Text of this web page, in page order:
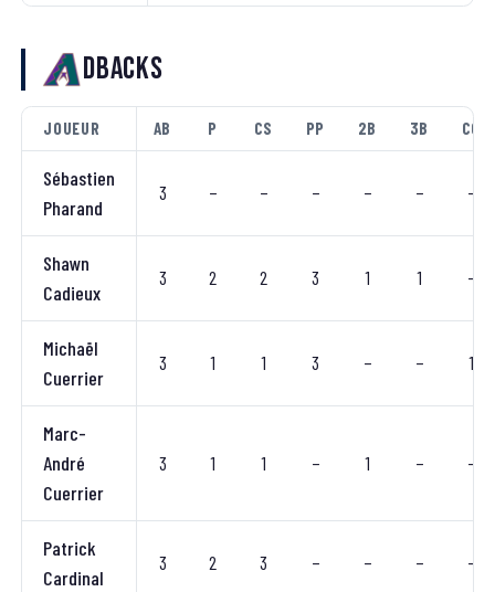
Dbacks
JOUEUR AB P CS PP 2B 3B CC
Sébastien
Pharand
3 – – – – – –
Shawn
Cadieux
3 2 2 3 1 1 –
Michaël
Cuerrier
3 1 1 3 – – 1
Marc-
André
Cuerrier
3 1 1 – 1 – –
Patrick
Cardinal
3 2 3 – – – –